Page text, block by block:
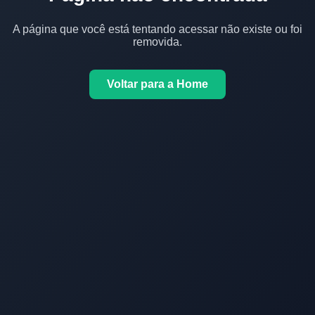
A página que você está tentando acessar não existe ou foi
removida.
Voltar para a Home